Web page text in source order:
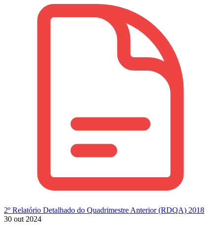
2º Relatório Detalhado do Quadrimestre Anterior (RDQA) 2018
30 out 2024